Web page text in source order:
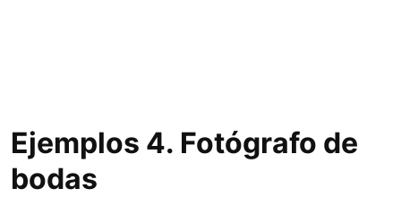
Ejemplos 4. Fotógrafo de
bodas